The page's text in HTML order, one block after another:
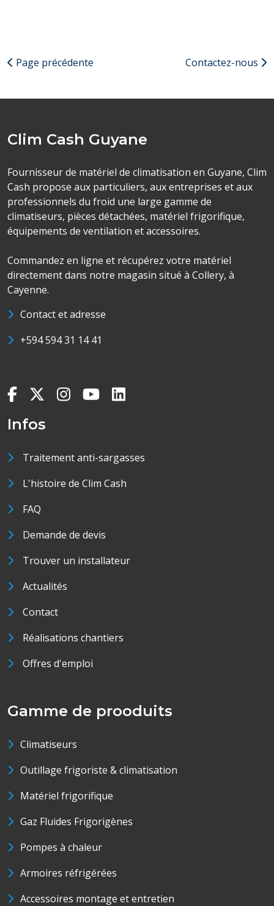
Page précédente Contactez-nous
Clim Cash Guyane
Fournisseur de matériel de climatisation en Guyane, Clim
Cash propose aux particuliers, aux entreprises et aux
professionnels du froid une large gamme de
climatiseurs, pièces détachées, matériel frigorifique,
équipements de ventilation et accessoires.
Commandez en ligne et récupérez votre matériel
directement dans notre magasin situé à Collery, à
Cayenne.
Contact et adresse
+594 594 31 14 41
Infos
Traitement anti-sargasses
L'histoire de Clim Cash
FAQ
Demande de devis
Trouver un installateur
Actualités
Contact
Réalisations chantiers
Offres d'emploi
Gamme de prooduits
Climatiseurs
Outillage frigoriste & climatisation
Matériel frigorifique
Gaz Fluides Frigorigènes
Pompes à chaleur
Armoires réfrigérées
Accessoires montage et entretien